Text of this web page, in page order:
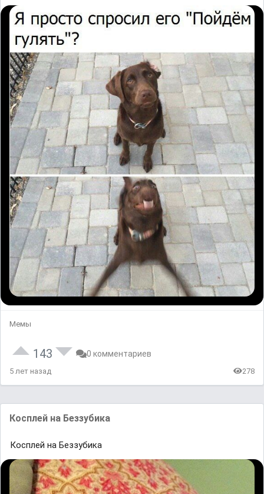
Мемы
143 0 комментариев
5 лет назад 278
Косплей на Беззубика
Косплей на Беззубика